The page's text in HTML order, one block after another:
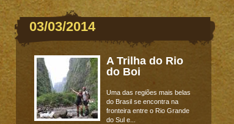
03/03/2014
A Trilha do Rio
do Boi
Uma das regiões mais belas
do Brasil se encontra na
fronteira entre o Rio Grande
do Sul e...